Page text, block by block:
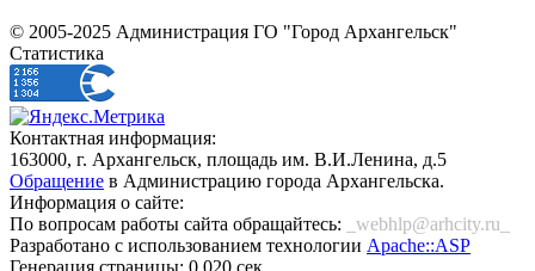
© 2005-2025 Администрация ГО "Город Архангельск"
Статистика
Контактная информация:
163000, г. Архангельск, площадь им. В.И.Ленина, д.5
Обращение в Администрацию города Архангельска.
Информация о сайте:
По вопросам работы сайта обращайтесь:
_webhlp@arhcity.ru_
Разработано с использованием технологии Apache::ASP
Генерация страницы: 0.020 сек.